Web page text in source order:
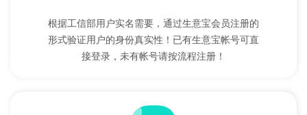
根据工信部用户实名需要，通过生意宝会员注册的
形式验证用户的身份真实性！已有生意宝帐号可直
接登录，未有帐号请按流程注册！